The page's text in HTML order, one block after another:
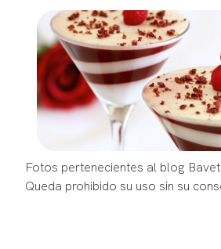
Fotos pertenecientes al blog
Queda prohibido su uso sin su